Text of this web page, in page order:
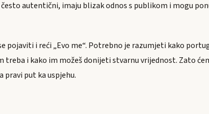
često autentični, imaju blizak odnos s publikom i mogu
pojaviti i reći „Evo me“. Potrebno je razumjeti kako
treba i kako im možeš donijeti stvarnu vrijednost. Zato
pravi put ka uspjehu.